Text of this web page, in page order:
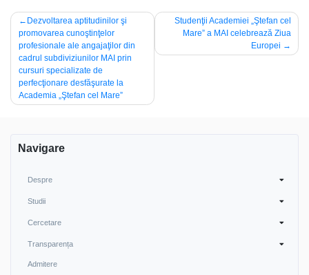
Navigare
în
articole
Dezvoltarea aptitudinilor şi
promovarea cunoştinţelor
profesionale ale angajaţilor din
cadrul subdiviziunilor MAI prin
cursuri specializate de
perfecţionare desfăşurate la
Academia „Ştefan cel Mare”
Studenţii Academiei „Ştefan cel
Mare” a MAI celebrează Ziua
Europei
Navigare
Despre
Studii
Cercetare
Transparența
Admitere